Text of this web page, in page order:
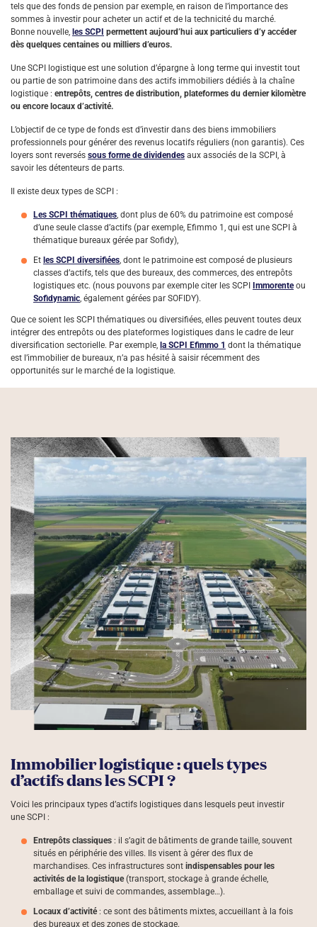
tels que des fonds de pension par exemple, en raison de l’importance des
sommes à investir pour acheter un actif et de la technicité du marché.
Bonne nouvelle, les SCPI permettent aujourd’hui aux particuliers d’y accéder
dès quelques centaines ou milliers d’euros.
Une SCPI logistique est une solution d’épargne à long terme qui investit tout
ou partie de son patrimoine dans des actifs immobiliers dédiés à la chaîne
logistique : entrepôts, centres de distribution, plateformes du dernier kilomètre
ou encore locaux d’activité.
L’objectif de ce type de fonds est d’investir dans des biens immobiliers
professionnels pour générer des revenus locatifs réguliers (non garantis). Ces
loyers sont reversés sous forme de dividendes aux associés de la SCPI, à
savoir les détenteurs de parts.
Il existe deux types de SCPI :
Les SCPI thématiques, dont plus de 60% du patrimoine est composé
d’une seule classe d’actifs (par exemple, Efimmo 1, qui est une SCPI à
thématique bureaux gérée par Sofidy),
Et les SCPI diversifiées, dont le patrimoine est composé de plusieurs
classes d’actifs, tels que des bureaux, des commerces, des entrepôts
logistiques etc. (nous pouvons par exemple citer les SCPI
Immorenteou
Sofidynamic, également gérées par SOFIDY).
Que ce soient les SCPI thématiques ou diversifiées, elles peuvent toutes deux
intégrer des entrepôts ou des plateformes logistiques dans le cadre de leur
diversification sectorielle. Par exemple, la SCPI Efimmo 1 dont la thématique
est l’immobilier de bureaux, n’a pas hésité à saisir récemment des
opportunités sur le marché de la logistique.
Immobilier logistique : quels types
d’actifs dans les SCPI ?
Voici les principaux types d’actifs logistiques dans lesquels peut investir
une SCPI :
Entrepôts classiques : il s’agit de bâtiments de grande taille, souvent
situés en périphérie des villes. Ils visent à gérer des flux de
marchandises. Ces infrastructures sont indispensables pour les
activités de la logistique(transport, stockage à grande échelle,
emballage et suivi de commandes, assemblage…).
Locaux d’activité: ce sont des bâtiments mixtes, accueillant à la fois
des bureaux et des zones de stockage.